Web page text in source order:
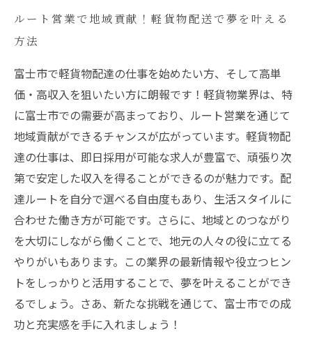
ルート営業で地域貢献！軽貨物配送で夢を叶える
方法
富士市で軽貨物配達の仕事を始めたい方、そして高単
価・高収入を狙いたい方に朗報です！軽貨物業界は、特
に富士市での需要が高まっており、ルート営業を通じて
地域貢献ができるチャンスが広がっています。軽貨物配
達の仕事は、即日採用が可能な求人が豊富で、頑張り次
第で安定した収入を得ることができるのが魅力です。配
達ルートを自分で選べる自由度もあり、生活スタイルに
合わせた働き方が可能です。さらに、地域とのつながり
を大切にしながら働くことで、地元の人々の役に立てる
やりがいもあります。この業界の最新情報や役立つヒン
トをしっかりと活用することで、夢を叶えることができ
るでしょう。さあ、新たな挑戦を通じて、富士市での成
功と充実感を手に入れましょう！